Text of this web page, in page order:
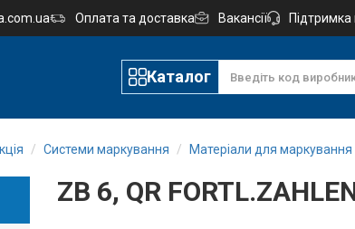
Оплата та доставка Вакансії Підтримка
Каталог
Системи маркування Матеріали для маркування
ZB 6, QR